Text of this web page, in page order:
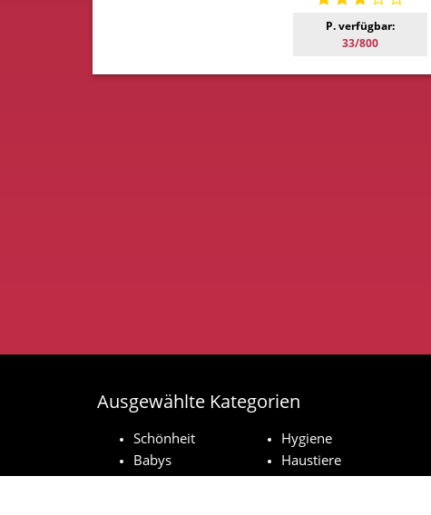
P. verfügbar:
33/800
Ausgewählte Kategorien
Schönheit
Hygiene
Babys
Haustiere
Haushaltsprodukte